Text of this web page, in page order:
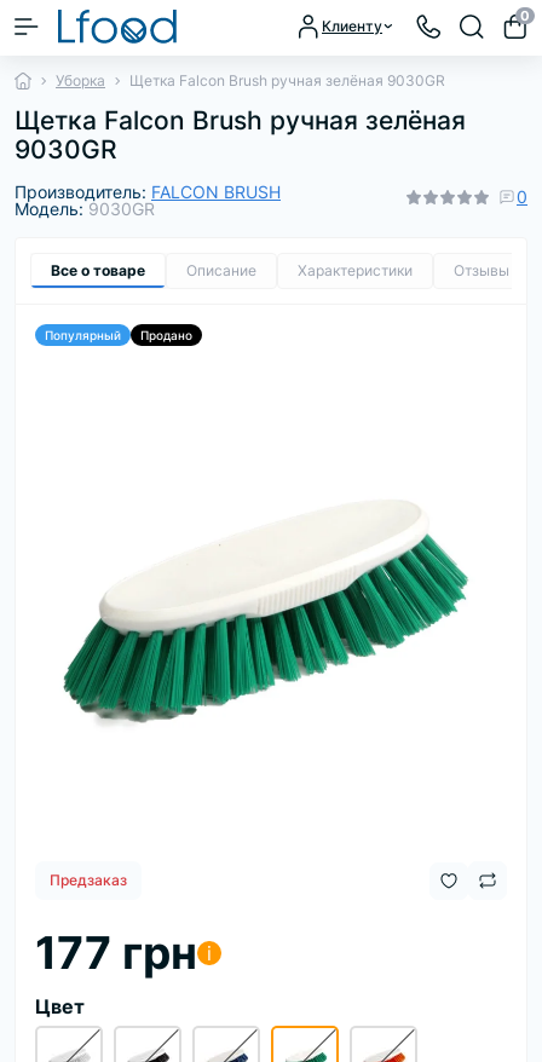
Клиенту
0
Уборка Щетка Falcon Brush ручная зелёная 9030GR
Щетка Falcon Brush ручная зелёная
9030GR
Производитель: FALCON BRUSH
Модель:9030GR
0
Все о товаре Описание Характеристики Отзывы
Популярный Продано
Предзаказ
i
177 грн
Цвет